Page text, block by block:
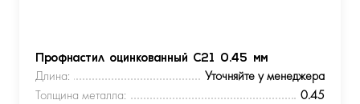
Профнастил оцинкованный С21 0.45 мм
Длина:
Уточняйте у менеджера
Толщина металла:
0.45